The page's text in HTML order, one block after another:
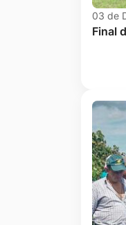
03 de
Final